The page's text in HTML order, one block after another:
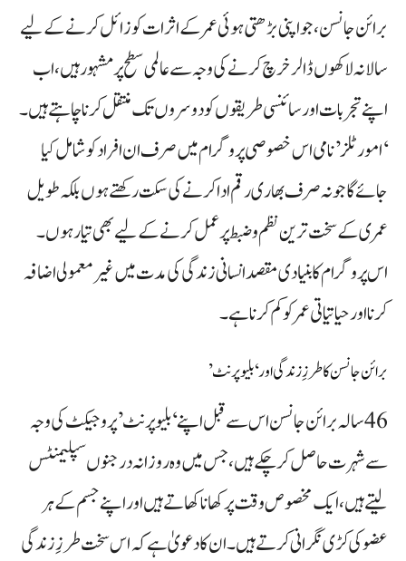
برائن جانسن، جو اپنی بڑھتی ہوئی عمر کے اثرات کو زائل کرنے کے لیے
سالانہ لاکھوں ڈالر خرچ کرنے کی وجہ سے عالمی سطح پر مشہور ہیں، اب
اپنے تجربات اور سائنسی طریقوں کو دوسروں تک منتقل کرنا چاہتے ہیں۔
‘امورٹلز’ نامی اس خصوصی پروگرام میں صرف ان افراد کو شامل کیا
جائے گا جو نہ صرف بھاری رقم ادا کرنے کی سکت رکھتے ہوں بلکہ طویل
عمری کے سخت ترین نظم و ضبط پر عمل کرنے کے لیے بھی تیار ہوں۔
اس پروگرام کا بنیادی مقصد انسانی زندگی کی مدت میں غیر معمولی اضافہ
کرنا اور حیاتیاتی عمر کو کم کرنا ہے۔
برائن جانسن کا طرزِ زندگی اور ‘بلیو پرنٹ’
46 سالہ برائن جانسن اس سے قبل اپنے ‘بلیو پرنٹ’ پروجیکٹ کی وجہ
سے شہرت حاصل کر چکے ہیں، جس میں وہ روزانہ درجنوں سپلیمنٹس
لیتے ہیں، ایک مخصوص وقت پر کھانا کھاتے ہیں اور اپنے جسم کے ہر
عضو کی کڑی نگرانی کرتے ہیں۔ ان کا دعویٰ ہے کہ اس سخت طرزِ زندگی